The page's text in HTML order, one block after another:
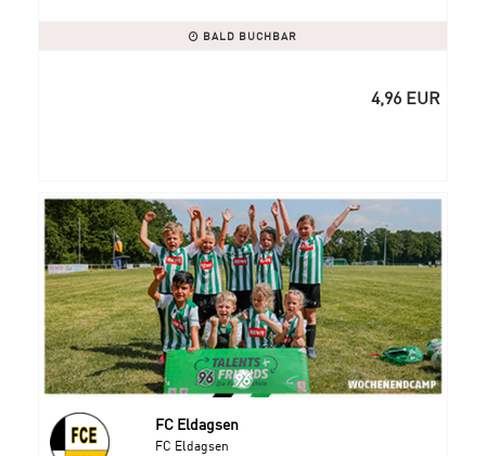
BALD BUCHBAR
4,96 EUR
FC Eldagsen
FC Eldagsen